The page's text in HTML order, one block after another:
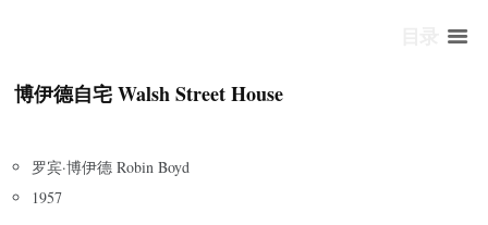
博伊德自宅 Walsh Street House
罗宾·博伊德 Robin Boyd
1957